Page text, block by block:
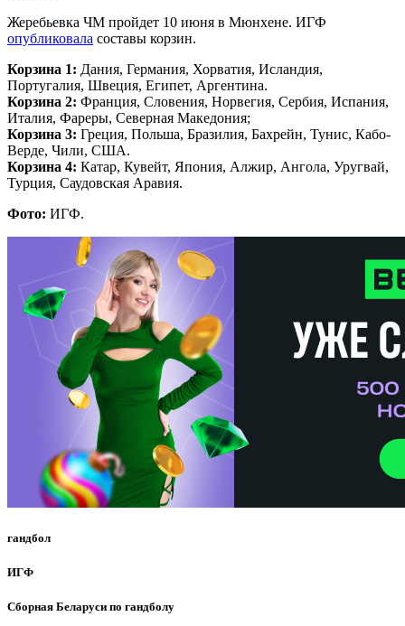
Жеребьевка ЧМ пройдет 10 июня в Мюнхене. ИГФ
опубликовала составы корзин.
Корзина 1: Дания, Германия, Хорватия, Исландия,
Португалия, Швеция, Египет, Аргентина.
Корзина 2: Франция, Словения, Норвегия, Сербия, Испания,
Италия, Фареры, Северная Македония;
Корзина 3: Греция, Польша, Бразилия, Бахрейн, Тунис, Кабо-
Верде, Чили, США.
Корзина 4: Катар, Кувейт, Япония, Алжир, Ангола, Уругвай,
Турция, Саудовская Аравия.
Фото: ИГФ.
гандбол
ИГФ
Сборная Беларуси по гандболу